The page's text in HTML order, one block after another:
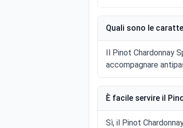
Quali sono le
Il Pinot Chardonnay
accompagnare
È facile servire il
Sì, il Pinot